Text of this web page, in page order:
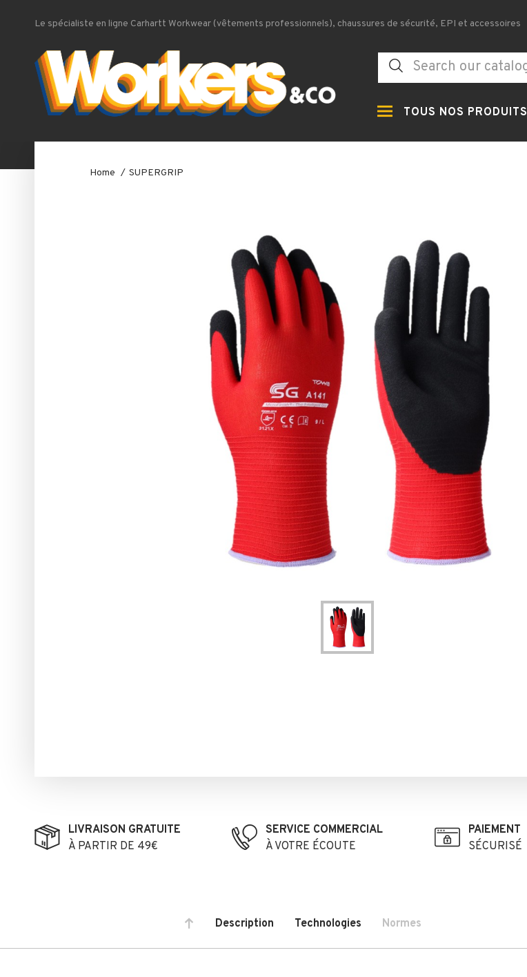
Le spécialiste en ligne Carhartt Workwear (vêtements professionnels), chaussures de sécurité, EPI et accessoires
TOUS NOS PRODUITS
Home SUPERGRIP
LIVRAISON GRATUITE
À PARTIR DE 49€
SERVICE COMMERCIAL
À VOTRE ÉCOUTE
PAIEMENT
SÉCURISÉ
Description Technologies Normes